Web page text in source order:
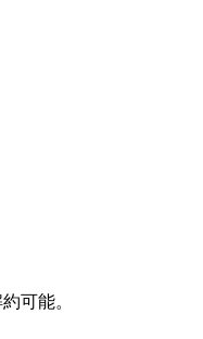
可能。